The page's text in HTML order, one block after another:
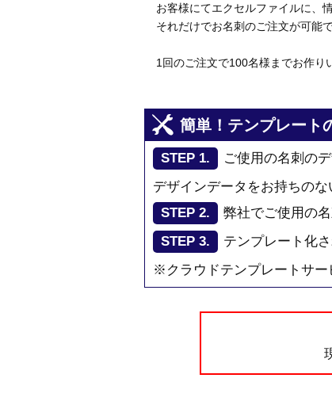
お客様にてエクセルファイルに、
それだけでお名刺のご注文が可能で
1回のご注文で100名様までお作り
簡単！テンプレート
STEP 1.
ご使用の名刺の
デザインデータをお持ちの
STEP 2.
弊社でご使用の
STEP 3.
テンプレート化
※クラウドテンプレートサー